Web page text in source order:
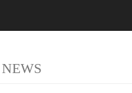
NEWS